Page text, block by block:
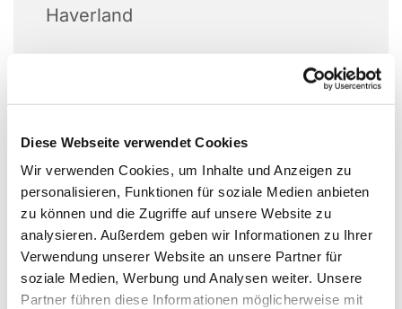
Diese Webseite verwendet Cookies
Wir verwenden Cookies, um Inhalte und Anzeigen zu
personalisieren, Funktionen für soziale Medien anbieten
zu können und die Zugriffe auf unsere Website zu
analysieren. Außerdem geben wir Informationen zu Ihrer
Verwendung unserer Website an unsere Partner für
soziale Medien, Werbung und Analysen weiter. Unsere
Partner führen diese Informationen möglicherweise mit
Haverland